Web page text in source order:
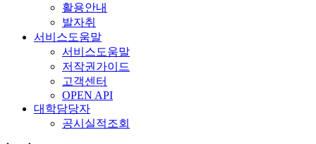
활용안내
발자취
서비스도움말
서비스도움말
저작권가이드
고객센터
OPEN API
대학담당자
공시실적조회